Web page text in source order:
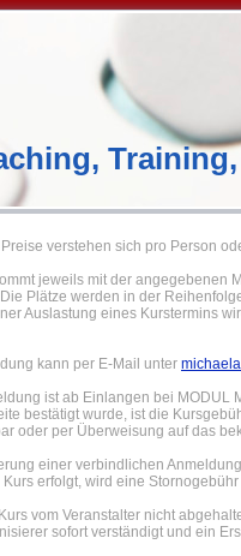
verstehen sich pro Person
jeweils mit der angegebenen
Plätze werden in der
Auslastung eines Kurstermins
kann per E-Mail unter
ist ab Einlangen bei MODUL
bestätigt wurde, ist die
oder per Überweisung auf das
einer verbindlichen
erfolgt, wird eine
vom Veranstalter nicht
sofort verständigt und ein